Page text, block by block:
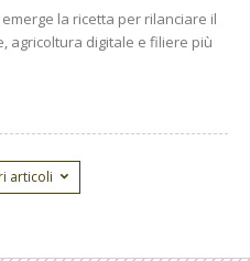
la ricetta per rilanciare il
agricoltura digitale e filiere più
articoli